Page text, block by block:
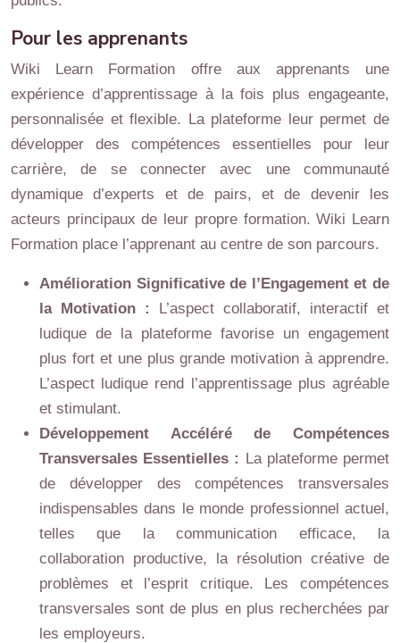
Pour les apprenants
Wiki Learn Formation offre aux apprenants une
expérience d’apprentissage à la fois plus engageante,
personnalisée et flexible. La plateforme leur permet de
développer des compétences essentielles pour leur
carrière, de se connecter avec une communauté
dynamique d’experts et de pairs, et de devenir les
acteurs principaux de leur propre formation. Wiki Learn
Formation place l’apprenant au centre de son parcours.
Amélioration Significative de l’Engagement et de
la Motivation : L’aspect collaboratif, interactif et
ludique de la plateforme favorise un engagement
plus fort et une plus grande motivation à apprendre.
L’aspect ludique rend l’apprentissage plus agréable
et stimulant.
Développement Accéléré de Compétences
Transversales Essentielles : La plateforme permet
de développer des compétences transversales
indispensables dans le monde professionnel actuel,
telles que la communication efficace, la
collaboration productive, la résolution créative de
problèmes et l’esprit critique. Les compétences
transversales sont de plus en plus recherchées par
les employeurs.